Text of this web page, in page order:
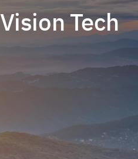
Vision Tech